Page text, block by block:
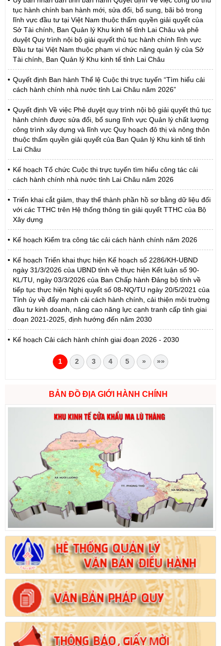
tục hành chính ban hành mới, sửa đổi, bổ sung, bãi bỏ trong
lĩnh vực đầu tư tại Việt Nam thuộc thẩm quyền giải quyết của
Sở Tài chính, Ban Quản lý Khu kinh tế tỉnh Lai Châu và phê
duyệt Quy trình nội bộ giải quyết thủ tục hành chính lĩnh vực
Đầu tư tại Việt Nam thuộc phạm vi chức năng quản lý của Sở
Tài chính, Ban Quản lý Khu kinh tế tỉnh Lai Châu
Quyết định Ban hành Thể lệ Cuộc thi trực tuyến “Tìm hiểu cải
cách hành chính nhà nước tỉnh Lai Châu năm 2026”
Quyết định Về việc Phê duyệt quy trình nội bộ giải quyết thủ tục
hành chính được sửa đổi, bổ sung lĩnh vực Quản lý chất lượng
công trình xây dựng và lĩnh vực Quy hoạch đô thị và nông thôn
thuộc thẩm quyền giải quyết của Ban Quản lý Khu kinh tế tỉnh
Lai Châu
Kế hoạch Tổ chức Cuộc thi trực tuyến tìm hiểu công tác cải
cách hành chính nhà nước tỉnh Lai Châu năm 2026
Triển khai cắt giảm, thay thế thành phần hồ sơ bằng dữ liệu đối
với các TTHC trên Hệ thống thông tin giải quyết TTHC của Bộ
Xây dựng
Kế hoạch Kiểm tra công tác cải cách hành chính năm 2026
Kế hoạch Triển khai thực hiện Kế hoạch số 2286/KH-UBND
ngày 31/3/2026 của UBND tỉnh về thực hiện Kết luận số 90-
KL/TU, ngày 03/3/2026 của Ban Chấp hành Đảng bộ tỉnh về
tiếp tục thực hiện Nghị quyết số 08-NQ/TU ngày 20/5/2021 của
Tỉnh ủy về đẩy mạnh cải cách hành chính, cải thiện môi trường
đầu tư kinh doanh, nâng cao năng lực cạnh tranh cấp tỉnh giai
đoạn 2021-2025, định hướng đến năm 2030
Kế hoạch Cải cách hành chính giai đoạn 2026 - 2030
1 2 3 4 5 » »»
BẢN ĐỒ ĐỊA GIỚI HÀNH CHÍNH